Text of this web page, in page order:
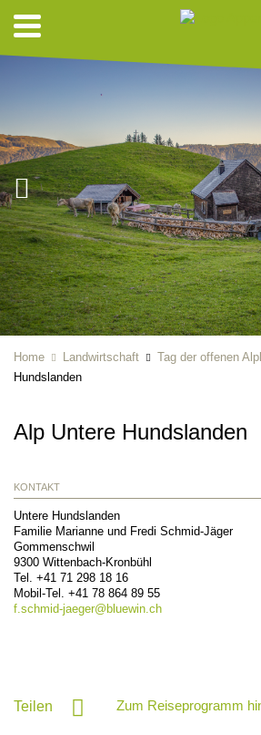
Home Landwirtschaft Tag der offenen
Hundslanden
Alp Untere Hundslanden
KONTAKT
Untere Hundslanden
Familie Marianne und Fredi Schmid-Jäger
Gommenschwil
9300 Wittenbach-Kronbühl
Tel. +41 71 298 18 16
Mobil-Tel. +41 78 864 89 55
f.schmid-jaeger@ bluewin.ch
Teilen Zum Reiseprogramm